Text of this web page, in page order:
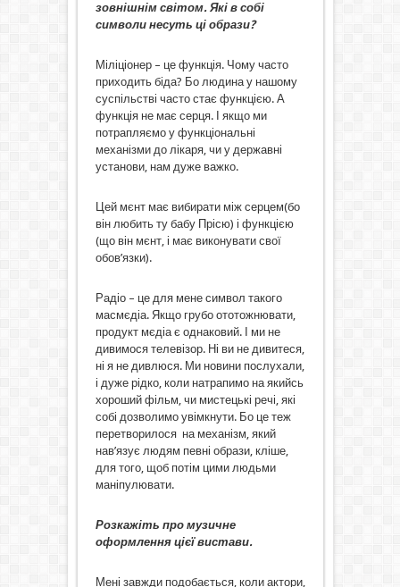
зовнішнім світом. Які в собі
символи несуть ці образи?
Міліціонер – це функція. Чому часто
приходить біда? Бо людина у нашому
суспільстві часто стає функцією. А
функція не має серця. І якщо ми
потрапляємо у функціональні
механізми до лікаря, чи у державні
установи, нам дуже важко.
Цей мєнт має вибирати між серцем(бо
він любить ту бабу Прісю) і функцією
(що він мєнт, і має виконувати свої
обов’язки).
Радіо – це для мене символ такого
масмєдіа. Якщо грубо ототожнювати,
продукт мєдіа є однаковий. І ми не
дивимося телевізор. Ні ви не дивитеся,
ні я не дивлюся. Ми новини послухали,
і дуже рідко, коли натрапимо на якийсь
хороший фільм, чи мистецькі речі, які
собі дозволимо увімкнути. Бо це теж
перетворилося на механізм, який
нав’язує людям певні образи, кліше,
для того, щоб потім цими людьми
маніпулювати.
Розкажіть про музичне
оформлення цієї вистави.
Мені завжди подобається, коли актори,